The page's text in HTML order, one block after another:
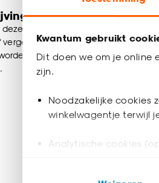
Kwantum gebruikt
Dit doen we om je online
zijn.
Noodzakelijke cookies
winkelwagentje terwijl
Analytische cookies
raamdecoratie bij de rest van
vergelijk eenvoudig welke
binnen 2 à 3 werkdagen